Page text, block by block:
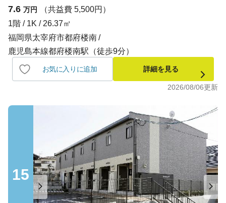
7.6 万円
（共益費 5,500円）
1階 / 1K / 26.37㎡
福岡県太宰府市都府楼南
鹿児島本線都府楼南駅（徒歩9分）
お気に入りに追加 詳細を見る
2026/08/06更新
15